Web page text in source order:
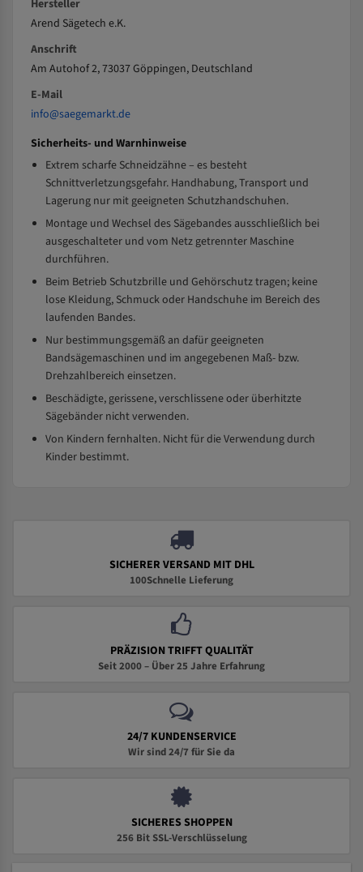
Hersteller
Arend Sägetech e.K.
Anschrift
Am Autohof 2, 73037 Göppingen, Deutschland
E-Mail
info@saegemarkt.de
Sicherheits- und Warnhinweise
Extrem scharfe Schneidzähne – es besteht
Schnittverletzungsgefahr. Handhabung, Transport und
Lagerung nur mit geeigneten Schutzhandschuhen.
Montage und Wechsel des Sägebandes ausschließlich bei
ausgeschalteter und vom Netz getrennter Maschine
durchführen.
Beim Betrieb Schutzbrille und Gehörschutz tragen; keine
lose Kleidung, Schmuck oder Handschuhe im Bereich des
laufenden Bandes.
Nur bestimmungsgemäß an dafür geeigneten
Bandsägemaschinen und im angegebenen Maß- bzw.
Drehzahlbereich einsetzen.
Beschädigte, gerissene, verschlissene oder überhitzte
Sägebänder nicht verwenden.
Von Kindern fernhalten. Nicht für die Verwendung durch
Kinder bestimmt.
SICHERER VERSAND MIT DHL
100Schnelle Lieferung
PRÄZISION TRIFFT QUALITÄT
Seit 2000 – Über 25 Jahre Erfahrung
24/7 KUNDENSERVICE
Wir sind 24/7 für Sie da
SICHERES SHOPPEN
256 Bit SSL-Verschlüsselung